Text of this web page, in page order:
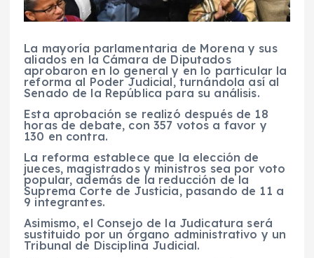
La mayoría parlamentaria de Morena y sus
aliados en la Cámara de Diputados
aprobaron en lo general y en lo particular la
reforma al Poder Judicial, turnándola así al
Senado de la República para su análisis.
Esta aprobación se realizó después de 18
horas de debate, con 357 votos a favor y
130 en contra.
La reforma establece que la elección de
jueces, magistrados y ministros sea por voto
popular, además de la reducción de la
Suprema Corte de Justicia, pasando de 11 a
9 integrantes.
Asimismo, el Consejo de la Judicatura será
sustituido por un órgano administrativo y un
Tribunal de Disciplina Judicial.